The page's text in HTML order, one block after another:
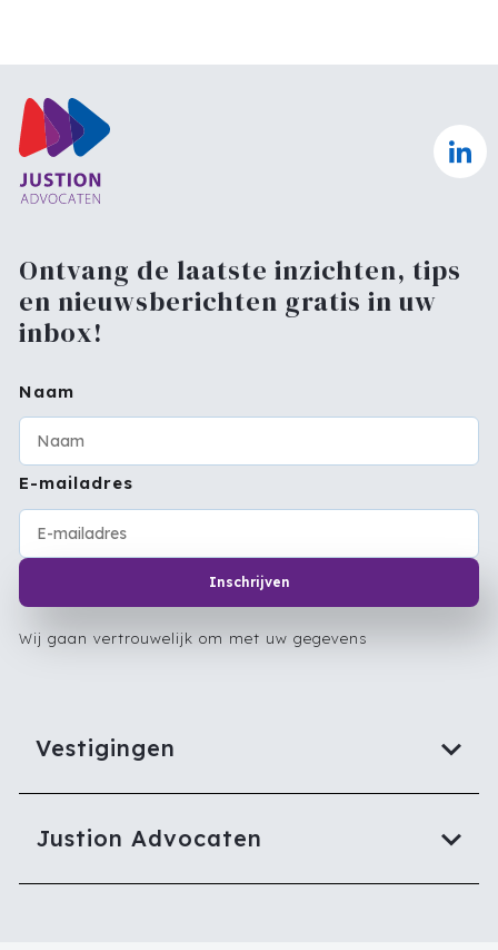
Vestigingen
Justion Advocaten
Ontvang de laatste inzichten, tips
en nieuwsberichten gratis in uw
inbox!
Naam
E-mailadres
Inschrijven
Wij gaan vertrouwelijk om met uw gegevens